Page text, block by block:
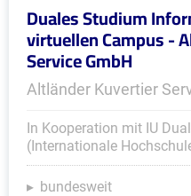
Duales Studium
virtuellen Campus -
Service GmbH
Altländer Kuvertier
In Kooperation mit IU
(Internationale
bundesweit